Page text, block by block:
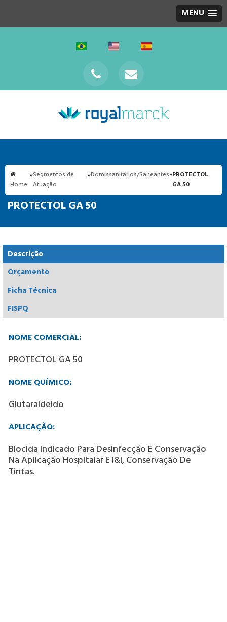
MENU
Home
»Segmentos de
Atuação
»Domissanitários/Saneantes»PROTECTOL
GA 50
PROTECTOL GA 50
Descrição
Orçamento
Ficha Técnica
FISPQ
NOME COMERCIAL:
PROTECTOL GA 50
NOME QUÍMICO:
Glutaraldeido
APLICAÇÃO:
Biocida Indicado Para Desinfecção E Conservação
Na Aplicação Hospitalar E I&i, Conservação De
Tintas.